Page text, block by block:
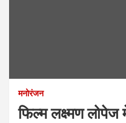
मनोरंजन
फिल्म लक्ष्मण लोपेज